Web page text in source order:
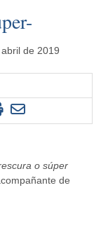
abril de 2019
o súper
de